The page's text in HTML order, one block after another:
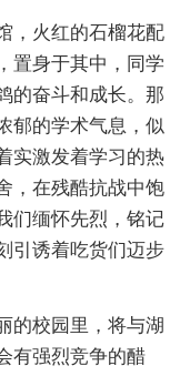
，火红的石榴花配
置身于其中，同学
的奋斗和成长。那
郁的学术气息，似
实激发着学习的热
，在残酷抗战中饱
们缅怀先烈，铭记
引诱着吃货们迈步
的校园里，将与湖
有强烈竞争的醋